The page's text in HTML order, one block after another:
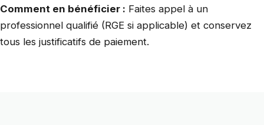
Comment en bénéficier : Faites appel à un
professionnel qualifié (RGE si applicable) et conservez
tous les justificatifs de paiement.